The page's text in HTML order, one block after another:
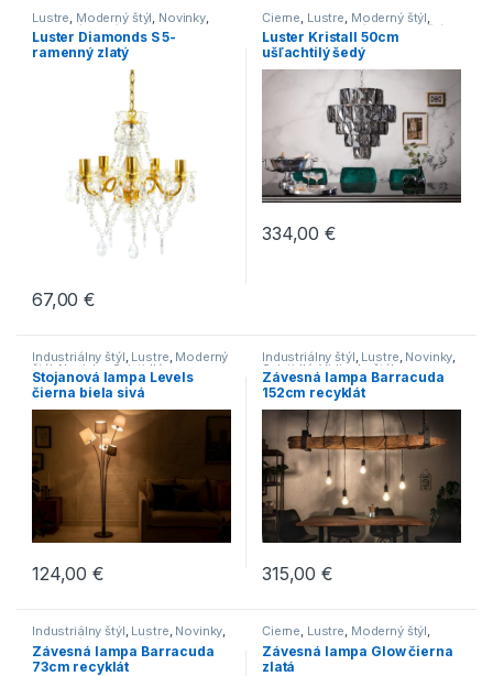
Lustre Moderný štýl Novinky
Svietidlá,Zlaté
Luster Diamonds S 5-
ramenný zlatý
67,00€
Čierne Lustre Moderný štýl
Novinky,Svietidlá,Vidiecky štýl
Luster Kristall 50cm
ušľachtilý šedý
334,00€
Industriálny štýl, Lustre, Moderný
štýl ,Novinky, Svietidlá
Stojanová lampa Levels
čierna biela sivá
124,00€
Industriálny štýl, Lustre, Novinky,
Svietidlá ,Vidiecky štýl
Závesná lampa Barracuda
152cm recyklát
315,00€
Industriálny štýl Lustre Novinky
Svietidlá , Vidiecky štýl
Závesná lampa Barracuda
73cm recyklát
Čierne Lustre Moderný štýl
Novinky Svietidlá Zlaté
Závesná lampa Glow čierna
zlatá